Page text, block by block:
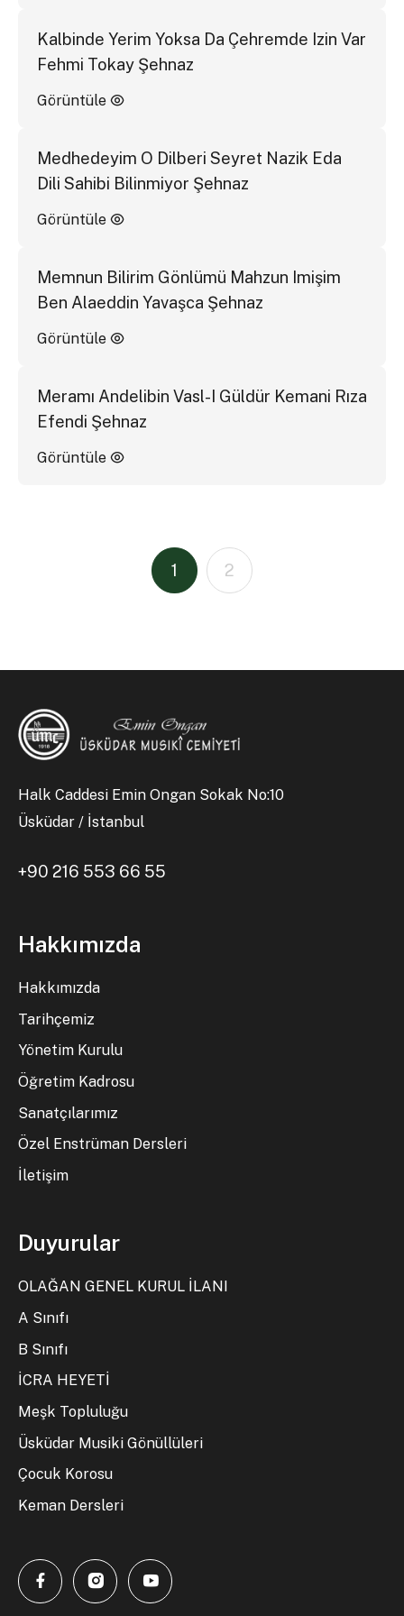
Kalbinde Yerim Yoksa Da Çehremde Izin Var
Fehmi Tokay Şehnaz
Görüntüle
Medhedeyim O Dilberi Seyret Nazik Eda
Dili Sahibi Bilinmiyor Şehnaz
Görüntüle
Memnun Bilirim Gönlümü Mahzun Imişim
Ben Alaeddin Yavaşca Şehnaz
Görüntüle
Meramı Andelibin Vasl-I Güldür Kemani Rıza
Efendi Şehnaz
Görüntüle
1 2
Halk Caddesi Emin Ongan Sokak No:10
Üsküdar / İstanbul
+90 216 553 66 55
Hakkımızda
Hakkımızda
Tarihçemiz
Yönetim Kurulu
Öğretim Kadrosu
Sanatçılarımız
Özel Enstrüman Dersleri
İletişim
Duyurular
OLAĞAN GENEL KURUL İLANI
A Sınıfı
B Sınıfı
İCRA HEYETİ
Meşk Topluluğu
Üsküdar Musiki Gönüllüleri
Çocuk Korosu
Keman Dersleri